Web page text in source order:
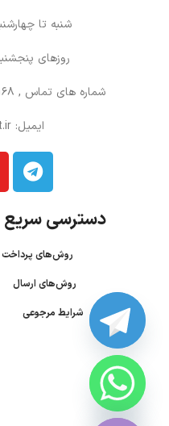
شنبه تا چهارشنبه
روزهای پنجشنبه :
شماره های تماس , 09212882168 , 09352266546
ایمیل: info@pikonet.ir
دسترسی سریع
روش‌های پرداخت
روش‌های ارسال
شرایط مرجوعی
HIDE
CHATY